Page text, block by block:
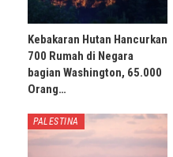
Kebakaran Hutan Hancurkan
700 Rumah di Negara
bagian Washington, 65.000
Orang…
PALESTINA